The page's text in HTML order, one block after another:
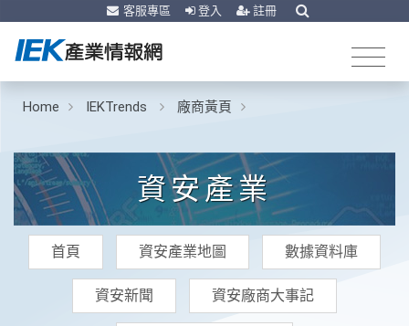
客服專區 登入 註冊
Home IEKTrends 廠商黃頁
資安產業
首頁 資安產業地圖 數據資料庫
資安新聞 資安廠商大事記